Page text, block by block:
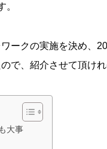
。
ークの実施を決め、
で、紹介させて頂けれ
大事